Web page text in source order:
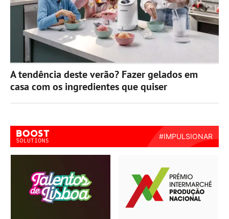
A tendência deste verão? Fazer gelados em
casa com os ingredientes que quiser